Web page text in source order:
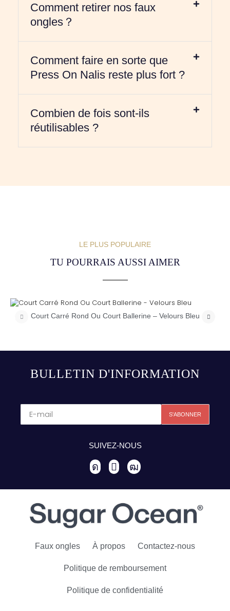
Comment retirer nos faux
ongles？
Comment faire en sorte que
Press On Nalis reste plus fort ?
Combien de fois sont-ils
réutilisables ?
LE PLUS POPULAIRE
TU POURRAIS AUSSI AIMER
Court Carré Rond Ou Court Ballerine – Velours Bleu
BULLETIN D'INFORMATION
SUIVEZ-NOUS
Faux ongles À propos Contactez-nous
Politique de remboursement
Politique de confidentialité